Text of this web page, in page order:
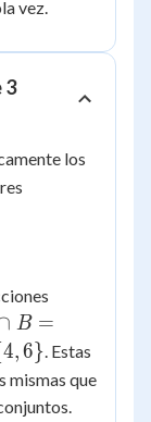
vez.
3
los
B =
4,6}. Estas
mismas que